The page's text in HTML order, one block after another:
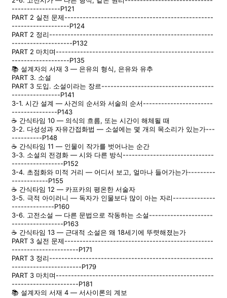
----------------P121
PART 2 실전 문제-------------------------------------------------
-------------------P124
PART 2 정리------------------------------------------------------
--------------------P132
PART 2 마치며----------------------------------------------------
-------------------P135
📚 설계자의 서재 3 — 은유의 형식, 은유와 유추
PART 3. 소설
PART 3 도입. 소설이라는 장르-------------------------------------
----------------P141
3-1. 시간 설계 — 사건의 순서와 서술의 순서-----------------------
---------------P143
☕ 간식타임 10 — 의식의 흐름, 또는 시간이 해체될 때
3-2. 다성성과 자유간접화법 — 소설에는 몇 개의 목소리가 있는가---
----------P148
☕ 간식타임 11 — 인물이 작가를 벗어나는 순간
3-3. 소설의 전경화 — 시와 다른 방식------------------------------
-----------------P152
3-4. 초점화와 미적 거리 — 어디서 보고, 얼마나 들어가는가---------
------------P155
☕ 간식타임 12 — 카프카의 평온한 서술자
3-5. 극적 아이러니 — 독자가 인물보다 많이 아는 자리--------------
--------------P160
3-6. 고전소설 — 다른 문법으로 작동하는 소설---------------------
-----------------P163
☕ 간식타임 13 — 근대적 소설은 왜 18세기에 뚜렷해졌는가
PART 3 실전 문제-------------------------------------------------
----------------------P171
PART 3 정리------------------------------------------------------
-----------------------P179
PART 3 마치며----------------------------------------------------
----------------------P181
📚 설계자의 서재 4 — 서사이론의 계보